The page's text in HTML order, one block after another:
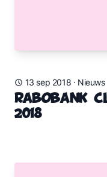
13 sep 2018 · Nieuws
Rabobank
2018